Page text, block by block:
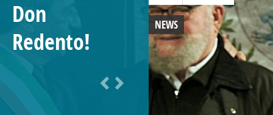
Don
Redento!
NEWS